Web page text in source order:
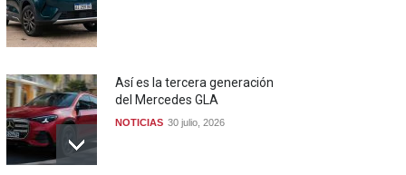
Así es la tercera generación
del Mercedes GLA
NOTICIAS 30 julio, 2026